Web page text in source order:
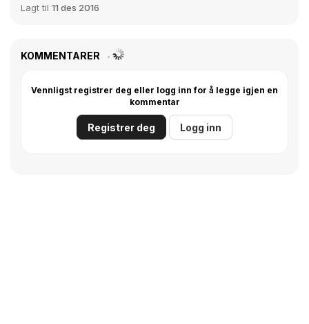
Lagt til 11 des 2016
KOMMENTARER
Vennligst registrer deg eller logg inn for å legge igjen en
kommentar
Registrer deg Logg inn